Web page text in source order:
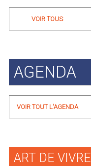
VOIR TOUS
AGENDA
VOIR TOUT L'AGENDA
ART DE VIVRE